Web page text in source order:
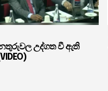
උද්ගත වී ඇති